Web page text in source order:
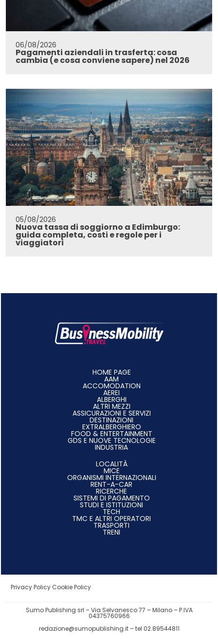
06/08/2026
Pagamenti aziendali in trasferta: cosa
cambia (e cosa conviene sapere) nel 2026
05/08/2026
Nuova tassa di soggiorno a Edimburgo:
guida completa, costi e regole per i
viaggiatori
HOME PAGE
AAM
ACCOMODATION
AEREI
ALBERGHI
ALTRI MEZZI
ASSICURAZIONI E SERVIZI
DESTINAZIONI
EXTRALBERGHIERO
FOOD & ENTERTAINMENT
GDS E NUOVE TECNOLOGIE
INDUSTRIA
LOCALITÀ
MICE
ORGANISMI INTERNAZIONALI
RENT-A-CAR
RICERCHE
SISTEMI DI PAGAMENTO
STUDI E ISTITUZIONI
TECH
TMC E ALTRI OPERATORI
TRASPORTI
TRENI
Privacy Policy Cookie Policy
Sumo Publishing srl – Via Selvanesco 77 – Milano – P.IVA
04375760966
redazione@sumopublishing.it– tel 02.89544811